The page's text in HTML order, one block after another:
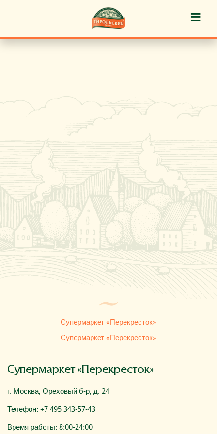
Супермаркет «Перекресток»
Супермаркет «Перекресток»
Супермаркет «Перекресток»
г. Москва, Ореховый б-р, д. 24
Телефон: +7 495 343-57-43
Время работы: 8:00-24:00
≡
Пирожные «Тирольские» ®
Торты «Тирольские» ®
Куличи
Кафе-кондитерские
Новости
Где купить
О компании